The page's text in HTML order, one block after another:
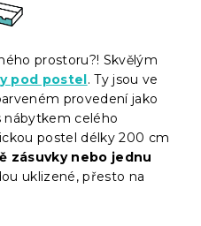
prostoru?! Skvělým
pod postel. Ty jsou ve
provedení jako
nábytkem celého
postel délky 200 cm
zásuvky nebo jednu
uklizené, přesto na